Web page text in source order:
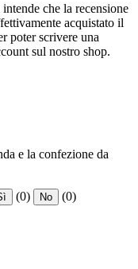
che la recensione
acquistato il
poter scrivere una
sul nostro shop.
e la confezione da
(0) No (0)